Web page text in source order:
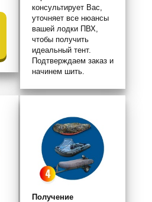
консультирует Вас,
уточняет все нюансы
вашей лодки ПВХ,
чтобы получить
идеальный тент.
Подтверждаем заказ и
начинем шить.
Получение